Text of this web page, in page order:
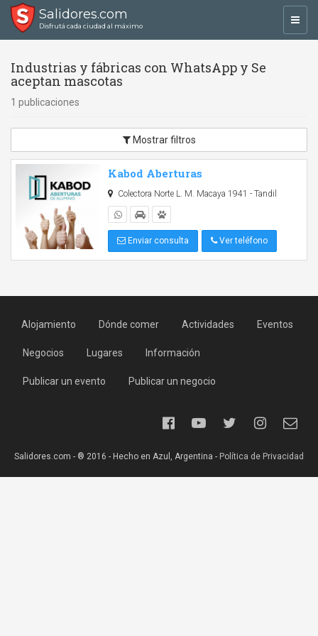
Salidores.com
Disfrutá cada ciudad al máximo
Industrias y fábricas con WhatsApp y Se
aceptan mascotas
1 publicaciones
Mostrar filtros
Kabod Aberturas
Colectora Norte L. M. Macaya 1941 - Tandil
Enviar consulta Ver teléfono
Alojamiento Dónde comer Actividades Eventos
Negocios Lugares Información
Publicar un evento Publicar un negocio
Salidores.com - ® 2016 - Hecho en Azul, Argentina - Política de Privacidad